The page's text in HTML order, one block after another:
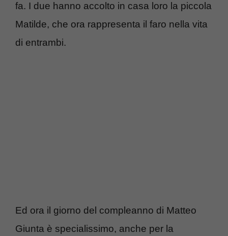
fa. I due hanno accolto in casa loro la piccola
Matilde, che ora rappresenta il faro nella vita
di entrambi.
Ed ora il giorno del compleanno di Matteo
Giunta è specialissimo, anche per la